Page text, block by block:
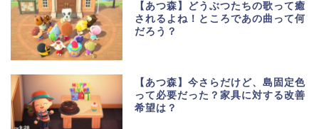
【あつ森】どうぶつたちの歌って癒
されるよね！ところであの曲って何
だろう？
【あつ森】今さらだけど、島固定色
って必要だった？家具に対する改善
希望は？